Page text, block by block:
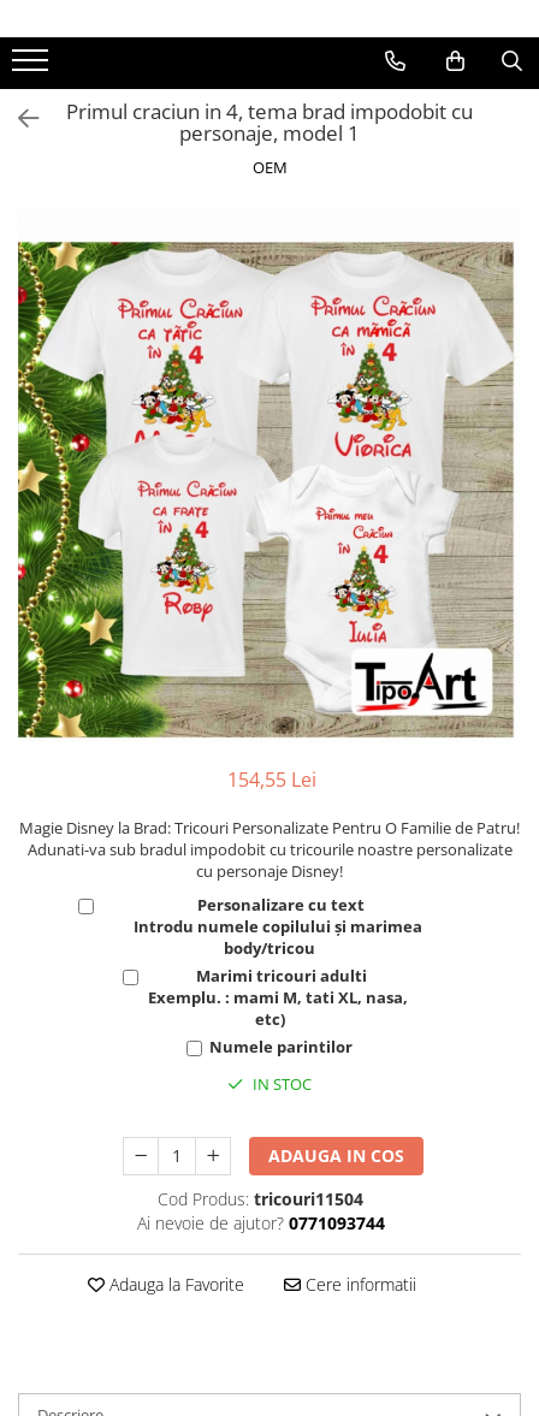
Primul craciun in 4, tema brad impodobit cu
personaje, model 1
OEM
154,55 Lei
Magie Disney la Brad: Tricouri Personalizate Pentru O Familie de Patru!
Adunati-va sub bradul impodobit cu tricourile noastre personalizate
cu personaje Disney!
Personalizare cu text
Introdu numele copilului și marimea
body/tricou
Marimi tricouri adulti
Exemplu. : mami M, tati XL, nasa,
etc)
Numele parintilor
IN STOC
ADAUGA IN COS
Cod Produs: tricouri11504
Ai nevoie de ajutor? 0771093744
Adauga la Favorite Cere informatii